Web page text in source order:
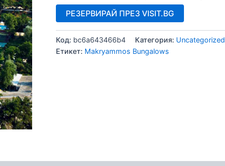
РЕЗЕРВИРАЙ ПРЕЗ VISIT.BG
Код: bc6a643466b4 Категория: Uncategorized
Етикет: Makryammos Bungalows